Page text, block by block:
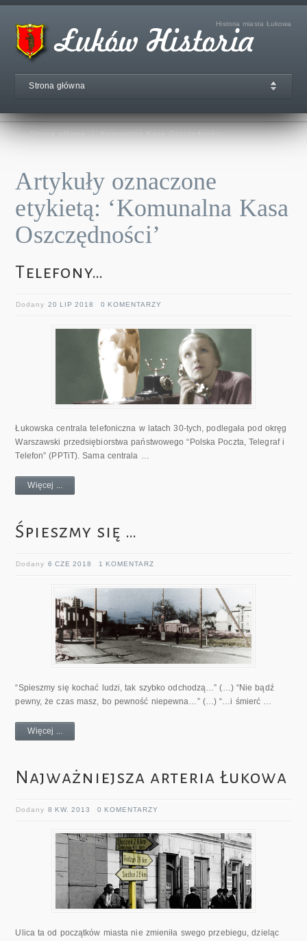
Historia miasta Łukowa
Strona główna
Strona główna Komunalna Kasa Oszczędności
Artykuły oznaczone
etykietą: ‘Komunalna Kasa
Oszczędności’
Telefony…
Dodany20 LIP 2018 0 KOMENTARZY
Łukowska centrala telefoniczna w latach 30-tych, podlegała pod okręg
Warszawski przedsiębiorstwa państwowego “Polska Poczta, Telegraf i
Telefon” (PPTiT). Sama centrala …
Więcej ...
Śpieszmy się …
Dodany6 CZE 2018 1 KOMENTARZ
“Spieszmy się kochać ludzi, tak szybko odchodzą…” (…) “Nie bądź
pewny, że czas masz, bo pewność niepewna…” (…) “…i śmierć …
Więcej ...
Najważniejsza arteria Łukowa
Dodany8 KW. 2013 0 KOMENTARZY
Ulica ta od początków miasta nie zmieniła swego przebiegu, dzieląc